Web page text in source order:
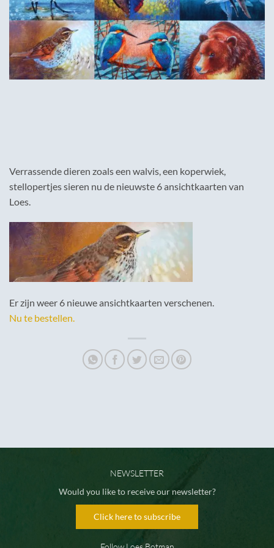
Verrassende dieren zoals een walvis, een koperwiek,
stellopertjes sieren nu de nieuwste 6 ansichtkaarten van
Loes.
Er zijn weer 6 nieuwe ansichtkaarten verschenen.
Nu te bestellen.
NEWSLETTER
Would you like to receive our newsletter?
Click here to subscribe